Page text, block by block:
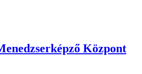
Központ